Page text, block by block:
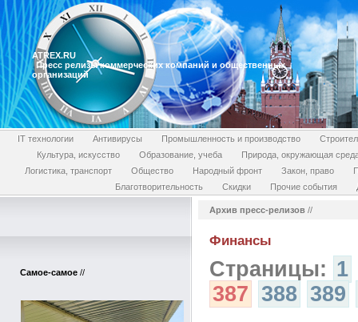
ATREX.RU
Пресс релизы коммерческих компаний и общественных
организаций
IT технологии Антивирусы Промышленность и производство
Культура, искусство
Образование, учеба
Природа, окружающая
Логистика, транспорт
Общество Народный фронт Закон, право
Благотворительность
Скидки Прочие события
Самое-самое //
Архив пресс-релизов //
Финансы
Страницы: 1
387 388 389